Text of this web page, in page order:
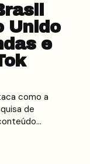
Unido
e
como a
de